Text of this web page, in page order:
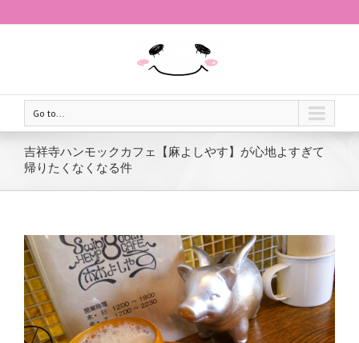
Go to...
吉祥寺ハンモックカフェ【麻よしやす】が心地よすぎて
帰りたくなくなる件